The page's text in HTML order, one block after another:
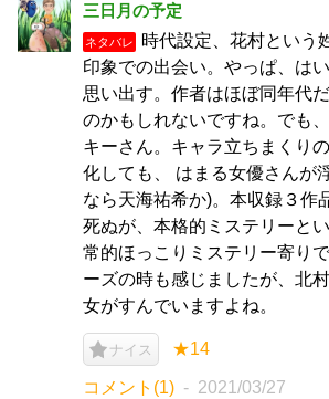
三日月の予定
ネタバレ
時代設定、花村という
印象での出会い。やっぱ、は
思い出す。作者はほぼ同年代
のかもしれないですね。でも
キーさん。キャラ立ちまくり
化しても、 はまる女優さんが
なら天海祐希か)。本収録３作
死ぬが、本格的ミステリーと
常的ほっこりミステリー寄り
ーズの時も感じましたが、北
女がすんでいますよね。
ナイス ★14
コメント(1) 2021/03/27